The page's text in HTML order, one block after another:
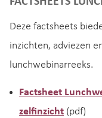
Deze factsheets
inzichten, adviezen
lunchwebinarreeks.
Factsheet
zelfinzicht (pdf)